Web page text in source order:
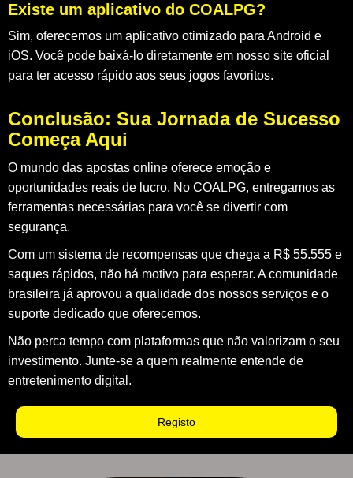
Existe um aplicativo do COALPG?
Sim, oferecemos um aplicativo otimizado para Android e
iOS. Você pode baixá-lo diretamente em nosso site oficial
para ter acesso rápido aos seus jogos favoritos.
Conclusão: Sua Jornada de Sucesso
Começa Aqui
O mundo das apostas online oferece emoção e
oportunidades reais de lucro. No COALPG, entregamos as
ferramentas necessárias para você se divertir com
segurança.
Com um sistema de recompensas que chega a R$ 55.555 e
saques rápidos, não há motivo para esperar. A comunidade
brasileira já aprovou a qualidade dos nossos serviços e o
suporte dedicado que oferecemos.
Não perca tempo com plataformas que não valorizam o seu
investimento. Junte-se a quem realmente entende de
entretenimento digital.
Registo